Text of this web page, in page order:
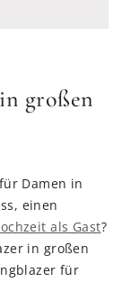
großen
Damen in
einen
als Gast?
in großen
für